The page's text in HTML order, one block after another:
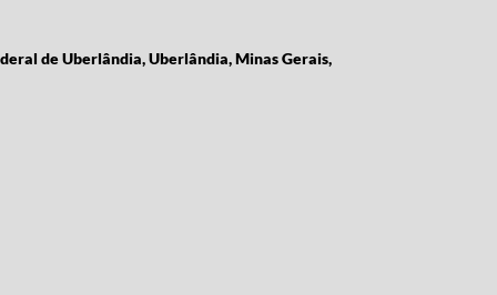
de Uberlândia, Uberlândia, Minas Gerais,